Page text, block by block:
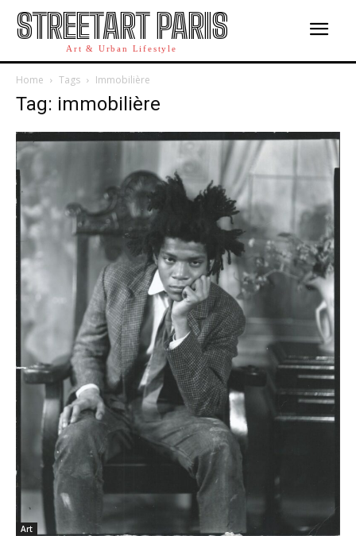
STREETART PARIS
Art & Urban Lifestyle
Home Tags Immobilière
Tag: immobilière
Art